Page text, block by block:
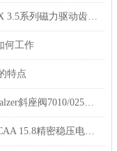
pompe cucchi NAX 3.5系列磁力驱动齿轮泵介绍
何工作
特点
德国Schubert & Salzer斜座阀7010/025V1H2000用于食品行业
德国Kniel克耐尔CAA 15.8精密稳压电源用于工业自动化生产使用